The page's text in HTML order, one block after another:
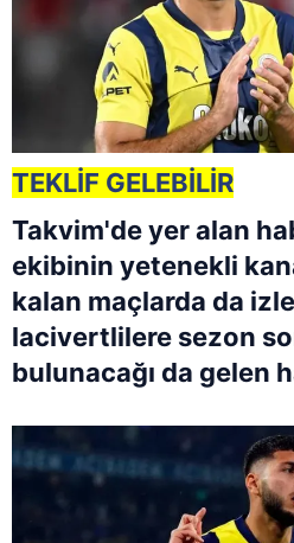
TEKLİF GELEBİLİR
Takvim'de yer alan
ekibinin yetenekli
kalan maçlarda da
lacivertlilere sezon
bulunacağı da gelen